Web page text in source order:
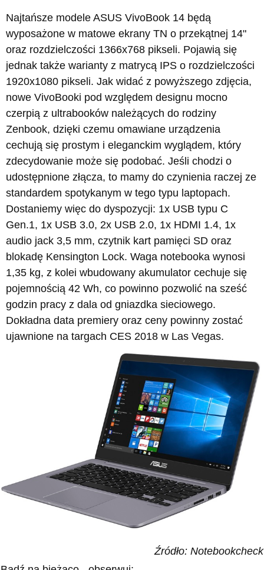
Najtańsze modele ASUS VivoBook 14 będą
wyposażone w matowe ekrany TN o przekątnej 14"
oraz rozdzielczości 1366x768 pikseli. Pojawią się
jednak także warianty z matrycą IPS o rozdzielczości
1920x1080 pikseli. Jak widać z powyższego zdjęcia,
nowe VivoBooki pod względem designu mocno
czerpią z ultrabooków należących do rodziny
Zenbook, dzięki czemu omawiane urządzenia
cechują się prostym i eleganckim wyglądem, który
zdecydowanie może się podobać. Jeśli chodzi o
udostępnione złącza, to mamy do czynienia raczej ze
standardem spotykanym w tego typu laptopach.
Dostaniemy więc do dyspozycji: 1x USB typu C
Gen.1, 1x USB 3.0, 2x USB 2.0, 1x HDMI 1.4, 1x
audio jack 3,5 mm, czytnik kart pamięci SD oraz
blokadę Kensington Lock. Waga notebooka wynosi
1,35 kg, z kolei wbudowany akumulator cechuje się
pojemnością 42 Wh, co powinno pozwolić na sześć
godzin pracy z dala od gniazdka sieciowego.
Dokładna data premiery oraz ceny powinny zostać
ujawnione na targach CES 2018 w Las Vegas.
Źródło: Notebookcheck